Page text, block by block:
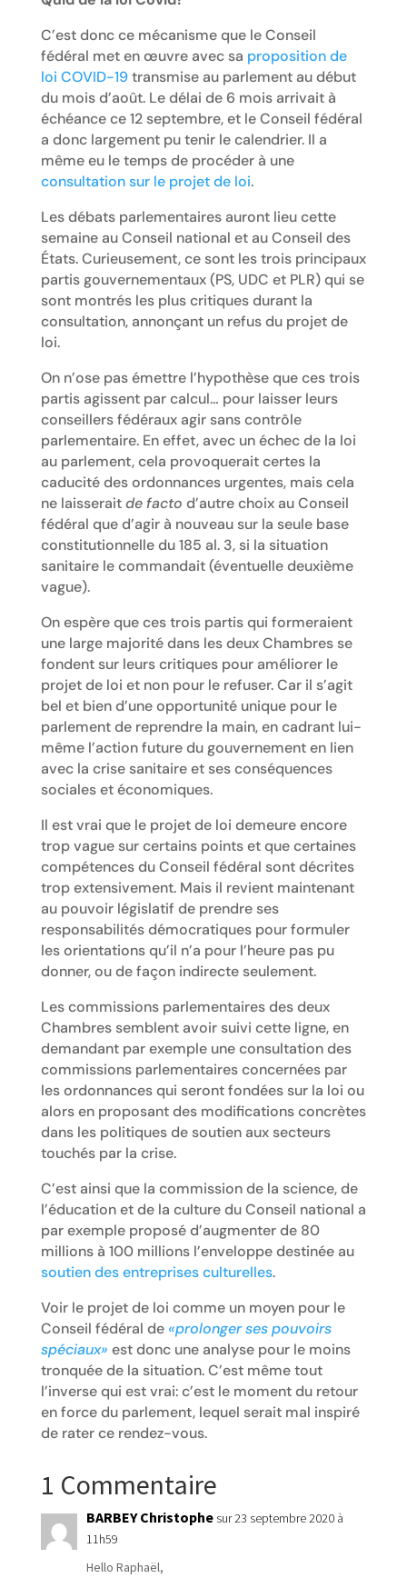
C’est donc ce mécanisme que le Conseil
fédéral met en œuvre avec sa proposition de
loi COVID-19transmise au parlement au début
du mois d’août. Le délai de 6 mois arrivait à
échéance ce 12 septembre, et le Conseil fédéral
a donc largement pu tenir le calendrier. Il a
même eu le temps de procéder à une
consultation sur le projet de loi.
Les débats parlementaires auront lieu cette
semaine au Conseil national et au Conseil des
États. Curieusement, ce sont les trois principaux
partis gouvernementaux (PS, UDC et PLR) qui se
sont montrés les plus critiques durant la
consultation, annonçant un refus du projet de
loi.
On n’ose pas émettre l’hypothèse que ces trois
partis agissent par calcul… pour laisser leurs
conseillers fédéraux agir sans contrôle
parlementaire. En effet, avec un échec de la loi
au parlement, cela provoquerait certes la
caducité des ordonnances urgentes, mais cela
ne laisseraitde facto d’autre choix au Conseil
fédéral que d’agir à nouveau sur la seule base
constitutionnelle du 185 al. 3, si la situation
sanitaire le commandait (éventuelle deuxième
vague).
On espère que ces trois partis qui formeraient
une large majorité dans les deux Chambres se
fondent sur leurs critiques pour améliorer le
projet de loi et non pour le refuser. Car il s’agit
bel et bien d’une opportunité unique pour le
parlement de reprendre la main, en cadrant lui-
même l’action future du gouvernement en lien
avec la crise sanitaire et ses conséquences
sociales et économiques.
Il est vrai que le projet de loi demeure encore
trop vague sur certains points et que certaines
compétences du Conseil fédéral sont décrites
trop extensivement. Mais il revient maintenant
au pouvoir législatif de prendre ses
responsabilités démocratiques pour formuler
les orientations qu’il n’a pour l’heure pas pu
donner, ou de façon indirecte seulement.
Les commissions parlementaires des deux
Chambres semblent avoir suivi cette ligne, en
demandant par exemple une consultation des
commissions parlementaires concernées par
les ordonnances qui seront fondées sur la loi ou
alors en proposant des modifications concrètes
dans les politiques de soutien aux secteurs
touchés par la crise.
C’est ainsi que la commission de la science, de
l’éducation et de la culture du Conseil national a
par exemple proposé d’augmenter de 80
millions à 100 millions l’enveloppe destinée au
soutien des entreprises culturelles.
Voir le projet de loi comme un moyen pour le
Conseil fédéral de «prolonger ses pouvoirs
spéciaux» est donc une analyse pour le moins
tronquée de la situation. C’est même tout
l’inverse qui est vrai: c’est le moment du retour
en force du parlement, lequel serait mal inspiré
de rater ce rendez-vous.
1 Commentaire
BARBEY Christophe sur 23 septembre 2020 à
11h59
Hello Raphaël,